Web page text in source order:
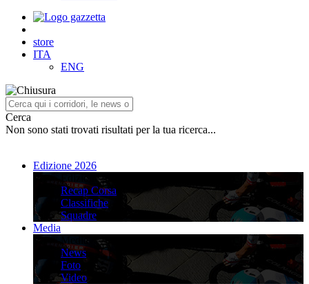
store
ITA
ENG
Cerca
Non sono stati trovati risultati per la tua ricerca...
Edizione 2026
Edizione 2026
Recap Corsa
Classifiche
Squadre
Media
Media
News
Foto
Video